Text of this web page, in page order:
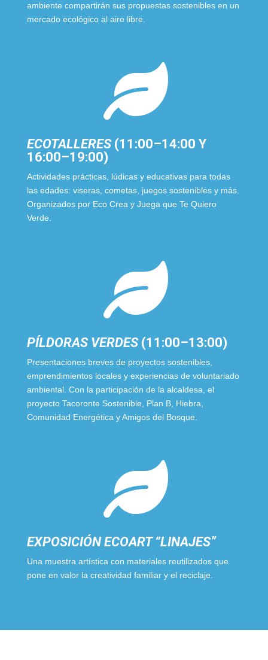
ambiente compartirán sus propuestas sostenibles en un
mercado ecológico al aire libre.

ECOTALLERES(11:00–14:00 Y
16:00–19:00)
Actividades prácticas, lúdicas y educativas para todas
las edades: viseras, cometas, juegos sostenibles y más.
Organizados por Eco Crea y Juega que Te Quiero
Verde.

PÍLDORAS VERDES(11:00–13:00)
Presentaciones breves de proyectos sostenibles,
emprendimientos locales y experiencias de voluntariado
ambiental. Con la participación de la alcaldesa, el
proyecto Tacoronte Sostenible, Plan B, Hiebra,
Comunidad Energética y Amigos del Bosque.

EXPOSICIÓN ECOART “LINAJES”
Una muestra artística con materiales reutilizados que
pone en valor la creatividad familiar y el reciclaje.